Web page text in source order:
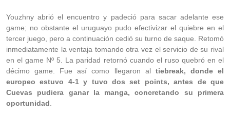
Youzhny abrió el encuentro y padeció para sacar adelante ese
game; no obstante el uruguayo pudo efectivizar el quiebre en el
tercer juego, pero a continuación cedió su turno de saque. Retomó
inmediatamente la ventaja tomando otra vez el servicio de su rival
en el game Nº 5. La paridad retornó cuando el ruso quebró en el
décimo game. Fue así como llegaron al tiebreak, donde el
europeo estuvo 4-1 y tuvo dos set points, antes de que
Cuevas pudiera ganar la manga, concretando su primera
oportunidad